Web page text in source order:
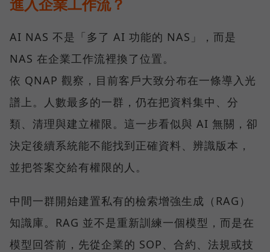
AI NAS 不是「多了 AI 功能的 NAS」，而是
NAS 在企業工作流裡換了位置。
依 QNAP 觀察，目前客戶大致分布在一條導入光
譜上。人數最多的一群，仍在把資料集中、分
類、清理與建立權限。這一步看似與 AI 無關，卻
決定後續系統能不能找到正確資料、辨識版本，
並把答案交給有權限的人。
中間一群開始建置私有的檢索增強生成（RAG）
知識庫。RAG 並不是重新訓練一個模型，而是在
模型回答前，先從企業的 SOP、合約、法規或技